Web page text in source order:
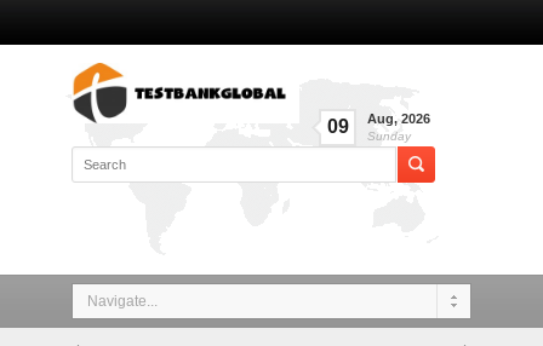
09 Aug, 2026
Sunday
Navigate...